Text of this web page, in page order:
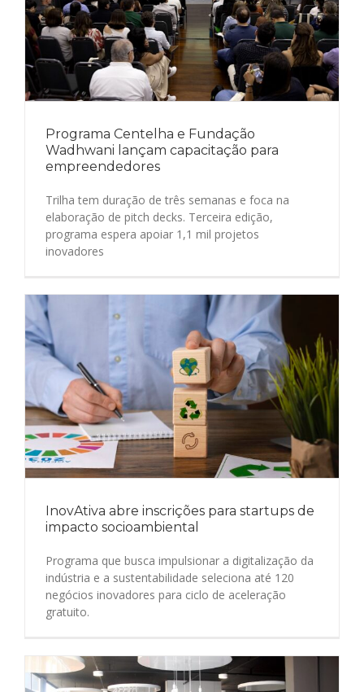
​​Programa Centelha e Fundação
Wadhwani lançam capacitação para
empreendedores
Trilha tem duração de três semanas e foca na
elaboração de pitch decks. Terceira edição,
programa espera apoiar 1,1 mil projetos
inovadores
InovAtiva abre inscrições para startups de
impacto socioambiental
Programa que busca impulsionar a digitalização da
indústria e a sustentabilidade seleciona até 120
negócios inovadores para ciclo de aceleração
gratuito.